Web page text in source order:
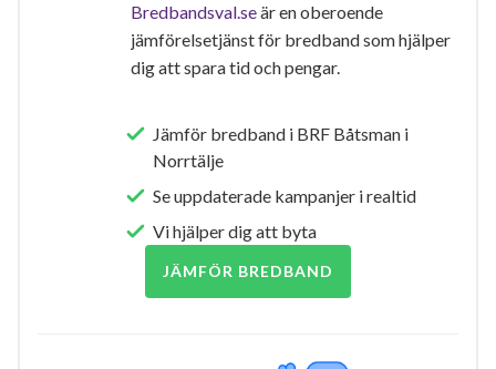
Bredbandsval.seär en oberoende
jämförelsetjänst för bredband som hjälper
dig att spara tid och pengar.
Jämför bredband i BRF Båtsman i
Norrtälje
Se uppdaterade kampanjer i realtid
Vi hjälper dig att byta
JÄMFÖR BREDBAND